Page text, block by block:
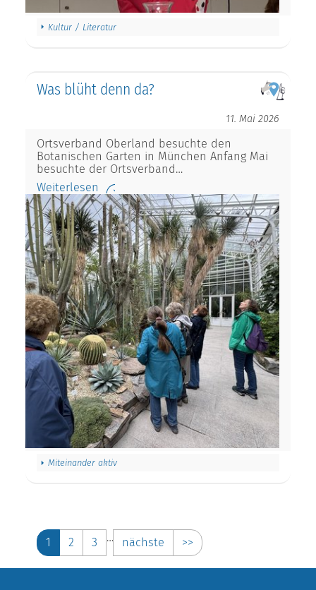
Kultur / Literatur
Was blüht denn da?
11. Mai 2026
Ortsverband Oberland besuchte den
Botanischen Garten in München Anfang Mai
besuchte der Ortsverband…
Weiterlesen
Miteinander aktiv
1 2 3 … nächste >>